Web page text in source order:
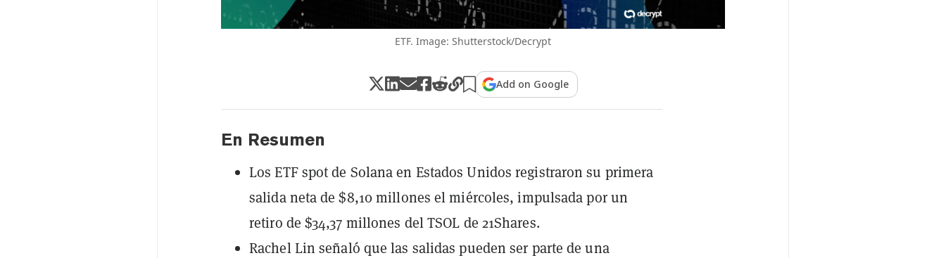
ETF. Image: Shutterstock/Decrypt
Add on Google
En Resumen
Los ETF spot de Solana en Estados Unidos registraron su primera
salida neta de $8,10 millones el miércoles, impulsada por un
retiro de $34,37 millones del TSOL de 21Shares.
Rachel Lin señaló que las salidas pueden ser parte de una